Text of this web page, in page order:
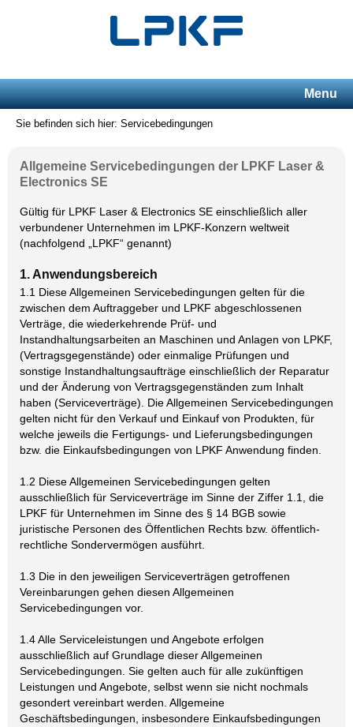
Menu
Sie befinden sich hier: Servicebedingungen
Allgemeine Servicebedingungen der LPKF Laser &
Electronics SE
Gültig für LPKF Laser & Electronics SE einschließlich aller
verbundener Unternehmen im LPKF-Konzern weltweit
(nachfolgend „LPKF“ genannt)
1. Anwendungsbereich
1.1 Diese Allgemeinen Servicebedingungen gelten für die
zwischen dem Auftraggeber und LPKF abgeschlossenen
Verträge, die wiederkehrende Prüf- und
Instandhaltungsarbeiten an Maschinen und Anlagen von LPKF,
(Vertragsgegenstände) oder einmalige Prüfungen und
sonstige Instandhaltungsaufträge einschließlich der Reparatur
und der Änderung von Vertragsgegenständen zum Inhalt
haben (Serviceverträge). Die Allgemeinen Servicebedingungen
gelten nicht für den Verkauf und Einkauf von Produkten, für
welche jeweils die Fertigungs- und Lieferungsbedingungen
bzw. die Einkaufsbedingungen von LPKF Anwendung finden.
1.2 Diese Allgemeinen Servicebedingungen gelten
ausschließlich für Serviceverträge im Sinne der Ziffer 1.1, die
LPKF für Unternehmen im Sinne des § 14 BGB sowie
juristische Personen des Öffentlichen Rechts bzw. öffentlich-
rechtliche Sondervermögen ausführt.
1.3 Die in den jeweiligen Serviceverträgen getroffenen
Vereinbarungen gehen diesen Allgemeinen
Servicebedingungen vor.
1.4 Alle Serviceleistungen und Angebote erfolgen
ausschließlich auf Grundlage dieser Allgemeinen
Servicebedingungen. Sie gelten auch für alle zukünftigen
Leistungen und Angebote, selbst wenn sie nicht nochmals
gesondert vereinbart werden. Allgemeine
Geschäftsbedingungen, insbesondere Einkaufsbedingungen